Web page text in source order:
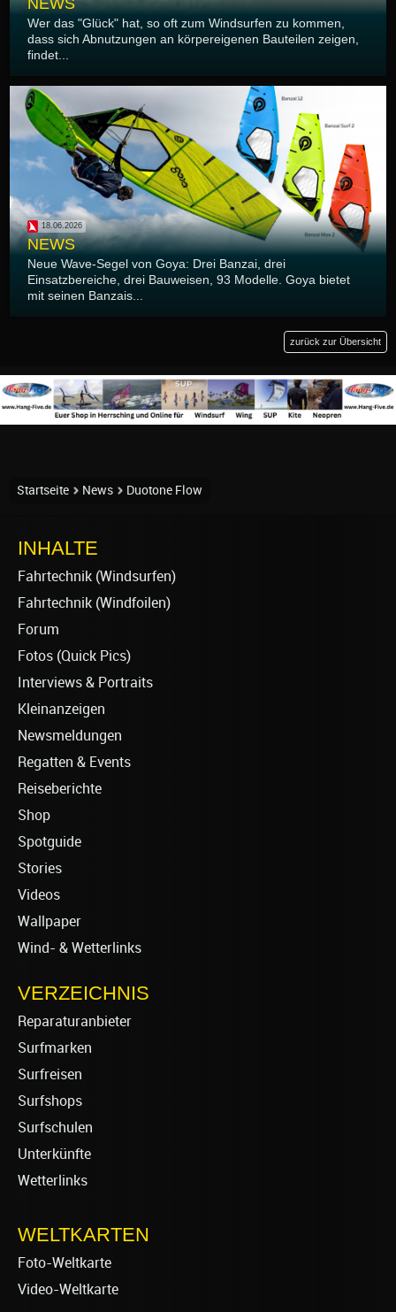
Wer das "Glück" hat, so oft zum Windsurfen zu kommen,
dass sich Abnutzungen an körpereigenen Bauteilen zeigen,
findet...
18.06.2026
NEWS
Neue Wave-Segel von Goya: Drei Banzai, drei
Einsatzbereiche, drei Bauweisen, 93 Modelle. Goya bietet
mit seinen Banzais...
zurück zur Übersicht
Startseite News Duotone Flow
INHALTE
Fahrtechnik (Windsurfen)
Fahrtechnik (Windfoilen)
Forum
Fotos (Quick Pics)
Interviews & Portraits
Kleinanzeigen
Newsmeldungen
Regatten & Events
Reiseberichte
Shop
Spotguide
Stories
Videos
Wallpaper
Wind- & Wetterlinks
VERZEICHNIS
Reparaturanbieter
Surfmarken
Surfreisen
Surfshops
Surfschulen
Unterkünfte
Wetterlinks
WELTKARTEN
Foto-Weltkarte
Video-Weltkarte